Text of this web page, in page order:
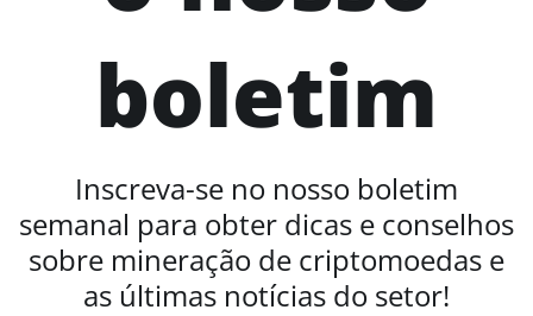
boletim
Inscreva-se no nosso boletim
semanal para obter dicas e conselhos
sobre mineração de criptomoedas e
as últimas notícias do setor!